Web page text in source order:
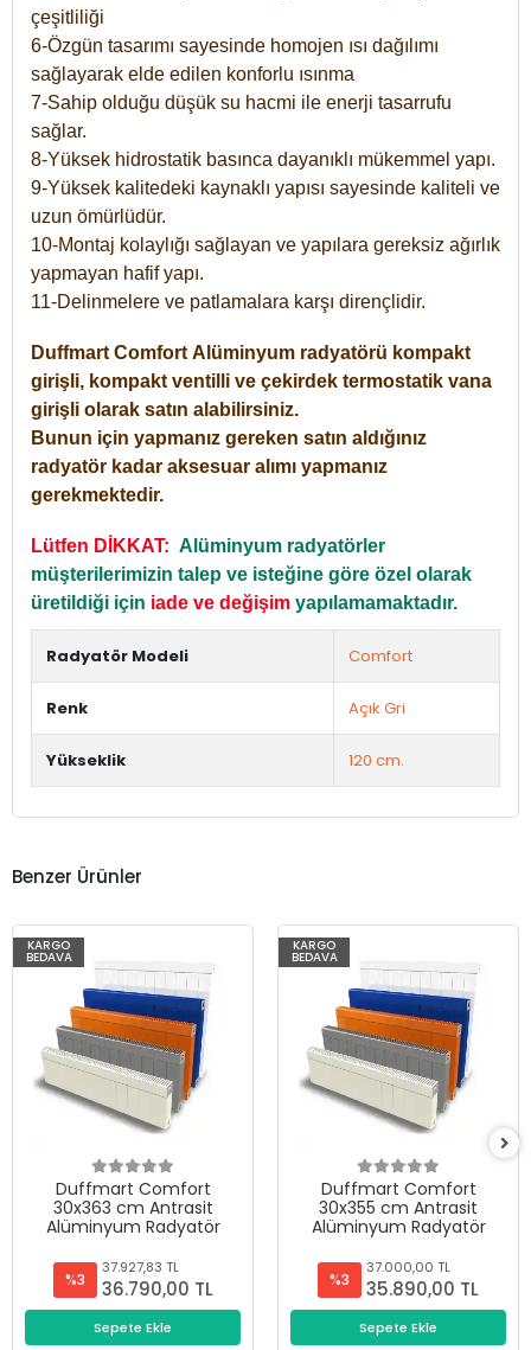
çeşitliliği
6-Özgün tasarımı sayesinde homojen ısı dağılımı
sağlayarak elde edilen konforlu ısınma
7-Sahip olduğu düşük su hacmi ile enerji tasarrufu
sağlar.
8-Yüksek hidrostatik basınca dayanıklı mükemmel yapı.
9-Yüksek kalitedeki kaynaklı yapısı sayesinde kaliteli ve
uzun ömürlüdür.
10-Montaj kolaylığı sağlayan ve yapılara gereksiz ağırlık
yapmayan hafif yapı.
11-Delinmelere ve patlamalara karşı dirençlidir.
Duffmart Comfort Alüminyum radyatörü kompakt
girişli, kompakt ventilli ve çekirdek termostatik vana
girişli olarak satın alabilirsiniz.
Bunun için yapmanız gereken satın aldığınız
radyatör kadar aksesuar alımı yapmanız
gerekmektedir.
Lütfen DİKKAT: Alüminyum radyatörler
müşterilerimizin talep ve isteğine göre özel olarak
üretildiği için iade ve değişim yapılamamaktadır.
Radyatör Modeli Comfort
Renk Açık Gri
Yükseklik 120 cm.
Benzer Ürünler
KARGO
BEDAVA
Duffmart Comfort
30x363 cm Antrasit
Alüminyum Radyatör
%3
37.927,83 TL
36.790,00 TL
Sepete Ekle
KARGO
BEDAVA
Duffmart Comfort
30x355 cm Antrasit
Alüminyum Radyatör
%3
37.000,00 TL
35.890,00 TL
Sepete Ekle